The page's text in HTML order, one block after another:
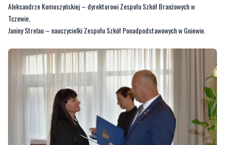
Aleksandrze Komoszyńskiej – dyrektorowi Zespołu Szkół Branżowych w
Tczewie,
Janiny Strelau – nauczycielki Zespołu Szkół Ponadpodstawowych w Gniewie.